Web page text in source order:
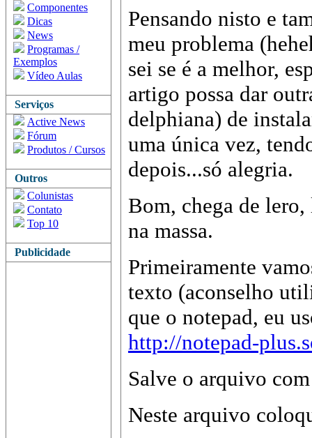
Componentes
Dicas
News
Programas /
Exemplos
Vídeo Aulas
Serviços
Active News
Fórum
Produtos / Cursos
Outros
Colunistas
Contato
Top 10
Publicidade
Pensando nisto e
meu problema
sei se é a melhor,
artigo possa dar
delphiana) de
uma única vez,
depois...só alegria.
Bom, chega de
na massa.
Primeiramente
texto (aconselho
que o notepad, eu
http://notepad-
Salve o arquivo
Neste arquivo